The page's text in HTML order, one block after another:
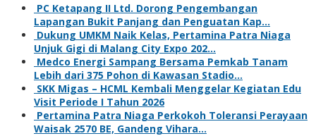
PC Ketapang II Ltd. Dorong Pengembangan
Lapangan Bukit Panjang dan Penguatan Kap…
Dukung UMKM Naik Kelas, Pertamina Patra Niaga
Unjuk Gigi di Malang City Expo 202…
Medco Energi Sampang Bersama Pemkab Tanam
Lebih dari 375 Pohon di Kawasan Stadio…
SKK Migas – HCML Kembali Menggelar Kegiatan Edu
Visit Periode I Tahun 2026
Pertamina Patra Niaga Perkokoh Toleransi Perayaan
Waisak 2570 BE, Gandeng Vihara…